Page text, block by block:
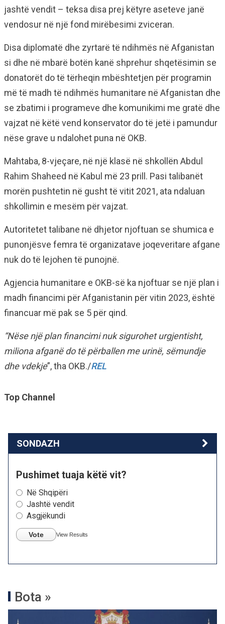
jashtë vendit – teksa disa prej këtyre aseteve janë
vendosur në një fond mirëbesimi zviceran.
Disa diplomatë dhe zyrtarë të ndihmës në Afganistan
si dhe në mbarë botën kanë shprehur shqetësimin se
donatorët do të tërheqin mbështetjen për programin
më të madh të ndihmës humanitare në Afganistan dhe
se zbatimi i programeve dhe komunikimi me gratë dhe
vajzat në këtë vend konservator do të jetë i pamundur
nëse grave u ndalohet puna në OKB.
Mahtaba, 8-vjeçare, në një klasë në shkollën Abdul
Rahim Shaheed në Kabul më 23 prill. Pasi talibanët
morën pushtetin në gusht të vitit 2021, ata ndaluan
shkollimin e mesëm për vajzat.
Autoritetet talibane në dhjetor njoftuan se shumica e
punonjësve femra të organizatave joqeveritare afgane
nuk do të lejohen të punojnë.
Agjencia humanitare e OKB-së ka njoftuar se një plan i
madh financimi për Afganistanin për vitin 2023, është
financuar më pak se 5 për qind.
“Nëse një plan financimi nuk sigurohet urgjentisht,
miliona afganë do të përballen me urinë, sëmundje
dhe vdekje”, tha OKB./REL
Top Channel
SONDAZH
Pushimet tuaja këtë vit?
Në Shqipëri
Jashtë vendit
Asgjëkundi
Vote View Results
Bota »